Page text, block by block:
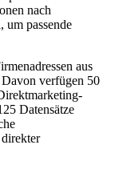
nach
passende
aus
Davon verfügen 50
Datensätze